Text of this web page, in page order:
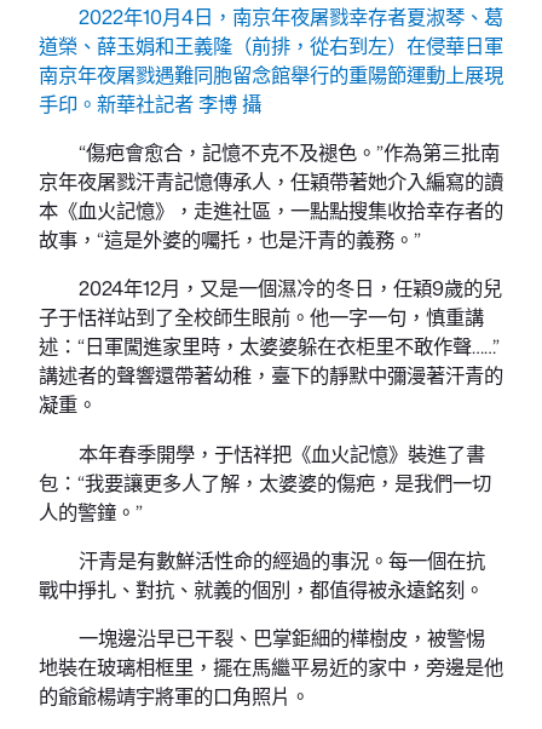
2022年10月4日，南京年夜屠戮幸存者夏淑琴、葛
道榮、薛玉娟和王義隆（前排，從右到左）在侵華日軍
南京年夜屠戮遇難同胞留念館舉行的重陽節運動上展現
手印。新華社記者 李博 攝
“傷疤會愈合，記憶不克不及褪色。”作為第三批南
京年夜屠戮汗青記憶傳承人，任穎帶著她介入編寫的讀
本《血火記憶》，走進社區，一點點搜集收拾幸存者的
故事，“這是外婆的囑托，也是汗青的義務。”
2024年12月，又是一個濕冷的冬日，任穎9歲的兒
子于恬祥站到了全校師生眼前。他一字一句，慎重講
述：“日軍闖進家里時，太婆婆躲在衣柜里不敢作聲……”
講述者的聲響還帶著幼稚，臺下的靜默中彌漫著汗青的
凝重。
本年春季開學，于恬祥把《血火記憶》裝進了書
包：“我要讓更多人了解，太婆婆的傷疤，是我們一切
人的警鐘。”
汗青是有數鮮活性命的經過的事況。每一個在抗
戰中掙扎、對抗、就義的個別，都值得被永遠銘刻。
一塊邊沿早已干裂、巴掌鉅細的樺樹皮，被警惕
地裝在玻璃相框里，擺在馬繼平易近的家中，旁邊是他
的爺爺楊靖宇將軍的口角照片。